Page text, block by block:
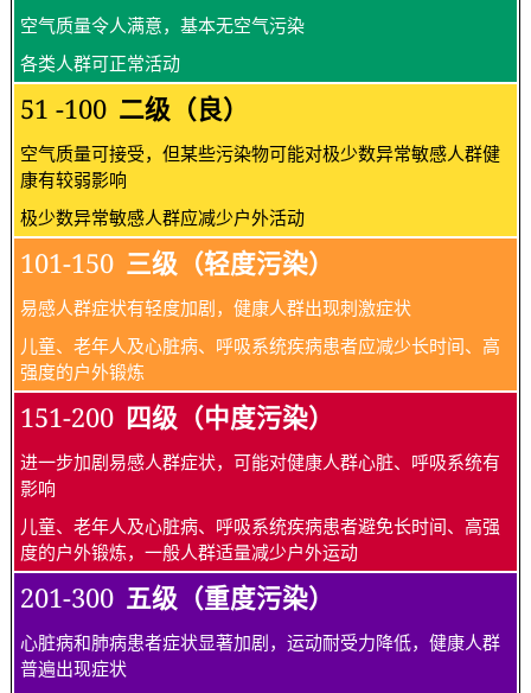
空气质量令人满意，基本无空气污染
各类人群可正常活动
51 -100 二级（良）
空气质量可接受，但某些污染物可能对极少数异常敏感人群健
康有较弱影响
极少数异常敏感人群应减少户外活动
101-150 三级（轻度污染）
易感人群症状有轻度加剧，健康人群出现刺激症状
儿童、老年人及心脏病、呼吸系统疾病患者应减少长时间、高
强度的户外锻炼
151-200 四级（中度污染）
进一步加剧易感人群症状，可能对健康人群心脏、呼吸系统有
影响
儿童、老年人及心脏病、呼吸系统疾病患者避免长时间、高强
度的户外锻炼，一般人群适量减少户外运动
201-300 五级（重度污染）
心脏病和肺病患者症状显著加剧，运动耐受力降低，健康人群
普遍出现症状